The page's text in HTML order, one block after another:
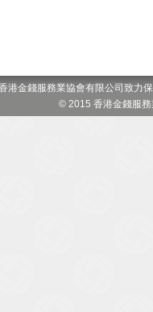
港金錢服務業協會有限公司致力
© 2015 香港金錢服